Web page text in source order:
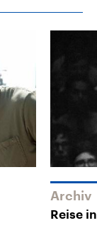
Archiv
Reise